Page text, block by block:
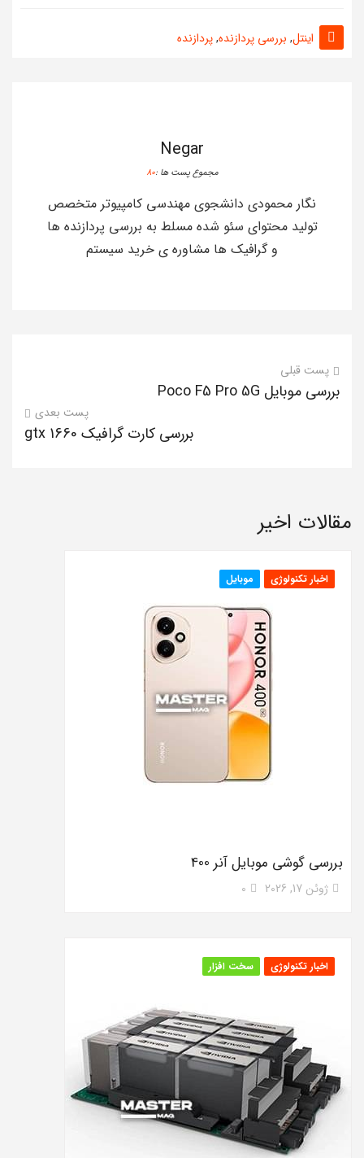
اینتل, بررسی پردازنده,پردازنده
Negar
مجموع پست ها :80
نگار محمودی دانشجوی مهندسی کامپیوتر متخصص
تولید محتوای سئو شده مسلط به بررسی پردازنده ها
و گرافیک ها مشاوره ی خرید سیستم
پست قبلی
بررسی موبایل Poco F5 Pro 5G
پست بعدی
بررسی کارت گرافیک gtx 1660
مقالات اخیر
اخبار تکنولوژی موبایل
بررسی گوشی موبایل آنر 400
ژوئن 17, 2026 0
اخبار تکنولوژی سخت افزار